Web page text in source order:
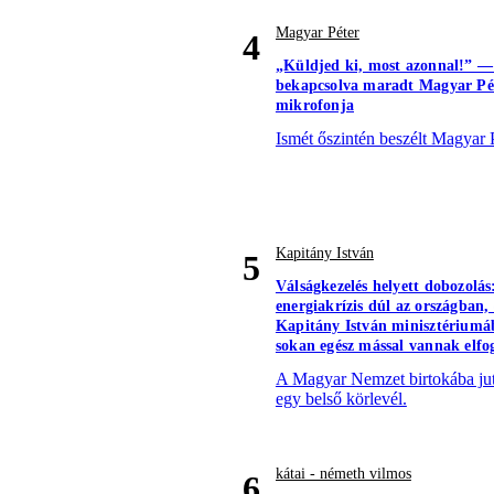
4
Magyar Péter
„Küldjed ki, most azonnal!” —
bekapcsolva maradt Magyar
mikrofonja
Ismét őszintén beszélt Magyar
5
Kapitány István
Válságkezelés helyett dobozolás:
energiakrízis dúl az országban,
Kapitány István
sokan egész mással vannak
A Magyar Nemzet birtokába
egy belső körlevél.
kátai - németh vilmos